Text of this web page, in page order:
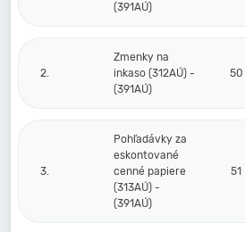
(391AÚ)
2.
Zmenky na
inkaso (312AÚ) -
(391AÚ)
50
3.
Pohľadávky za
eskontované
cenné papiere
(313AÚ) -
(391AÚ)
51